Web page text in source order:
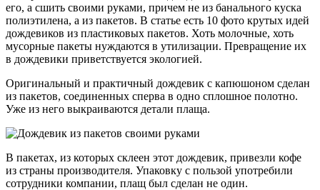
его, а сшить своими руками, причем не из банального куска
полиэтилена, а из пакетов. В статье есть 10 фото крутых идей
дождевиков из пластиковых пакетов. Хоть молочные, хоть
мусорные пакеты нуждаются в утилизации. Превращение их
в дождевики приветствуется экологией.
Оригинальный и практичный дождевик с капюшоном сделан
из пакетов, соединенных сперва в одно сплошное полотно.
Уже из него выкраиваются детали плаща.
В пакетах, из которых склеен этот дождевик, привезли кофе
из страны производителя. Упаковку с пользой употребили
сотрудники компании, плащ был сделан не один.